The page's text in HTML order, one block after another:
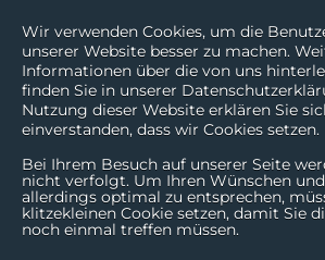
Wir verwenden Cookies, um die
unserer Website besser zu machen.
Informationen über die von uns
finden Sie in unserer
Nutzung dieser Website erklären Sie
einverstanden, dass wir Cookies setzen.
Bei Ihrem Besuch auf unserer Seite
nicht verfolgt. Um Ihren Wünschen
allerdings optimal zu entsprechen,
klitzekleinen Cookie setzen, damit Sie
noch einmal treffen müssen.